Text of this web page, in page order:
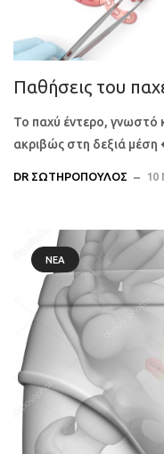
Παθήσεις του
Το παχύ έντερο, γνωστό
ακριβώς στη δεξιά μέση
DR ΣΩΤΗΡΌΠΟΥΛΟΣ 10
ΝΈΑ